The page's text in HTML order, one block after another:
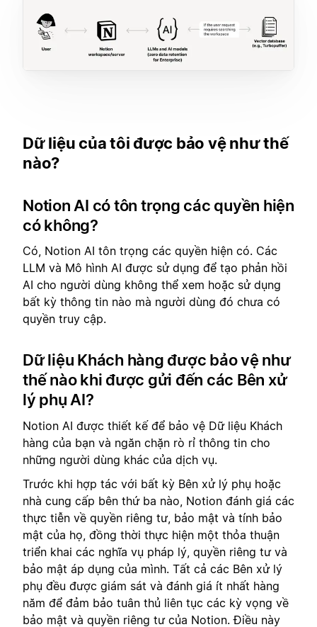
Dữ liệu của tôi được bảo vệ như thế
nào?
Notion AI có tôn trọng các quyền hiện
có không?
Có, Notion AI tôn trọng các quyền hiện có. Các
LLM và Mô hình AI được sử dụng để tạo phản hồi
AI cho người dùng không thể xem hoặc sử dụng
bất kỳ thông tin nào mà người dùng đó chưa có
quyền truy cập.
Dữ liệu Khách hàng được bảo vệ như
thế nào khi được gửi đến các Bên xử
lý phụ AI?
Notion AI được thiết kế để bảo vệ Dữ liệu Khách
hàng của bạn và ngăn chặn rò rỉ thông tin cho
những người dùng khác của dịch vụ.
Trước khi hợp tác với bất kỳ Bên xử lý phụ hoặc
nhà cung cấp bên thứ ba nào, Notion đánh giá các
thực tiễn về quyền riêng tư, bảo mật và tính bảo
mật của họ, đồng thời thực hiện một thỏa thuận
triển khai các nghĩa vụ pháp lý, quyền riêng tư và
bảo mật áp dụng của mình. Tất cả các Bên xử lý
phụ đều được giám sát và đánh giá ít nhất hàng
năm để đảm bảo tuân thủ liên tục các kỳ vọng về
bảo mật và quyền riêng tư của Notion. Điều này